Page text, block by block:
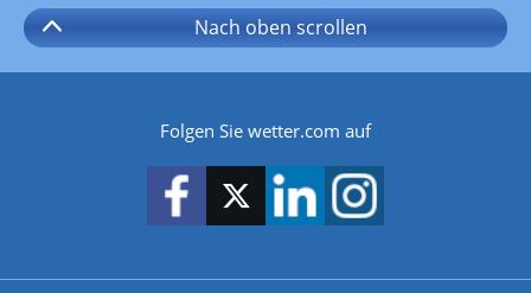
Nach oben scrollen
Folgen Sie wetter.com auf